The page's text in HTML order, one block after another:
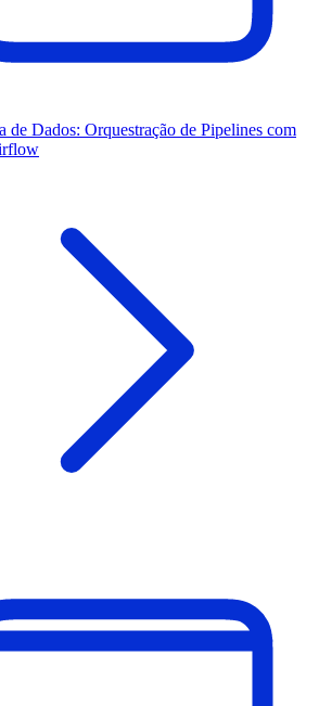
de Dados: Orquestração de Pipelines com